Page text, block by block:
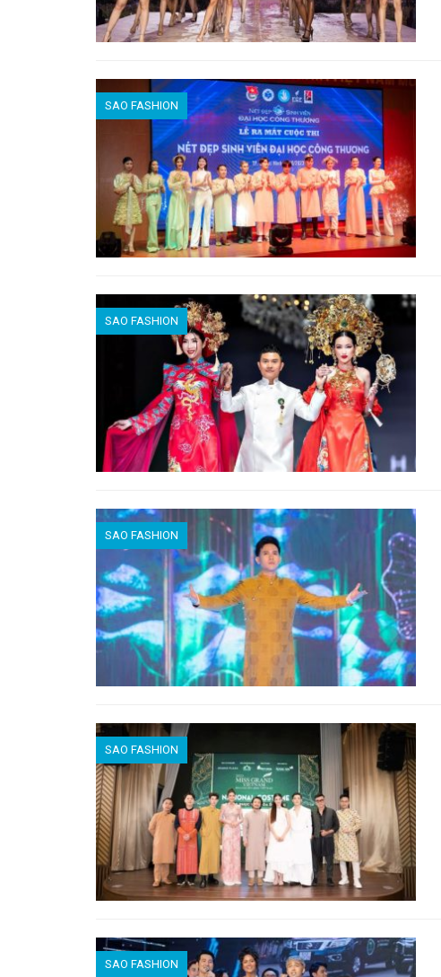
SAO FASHION
SAO FASHION
SAO FASHION
SAO FASHION
SAO FASHION